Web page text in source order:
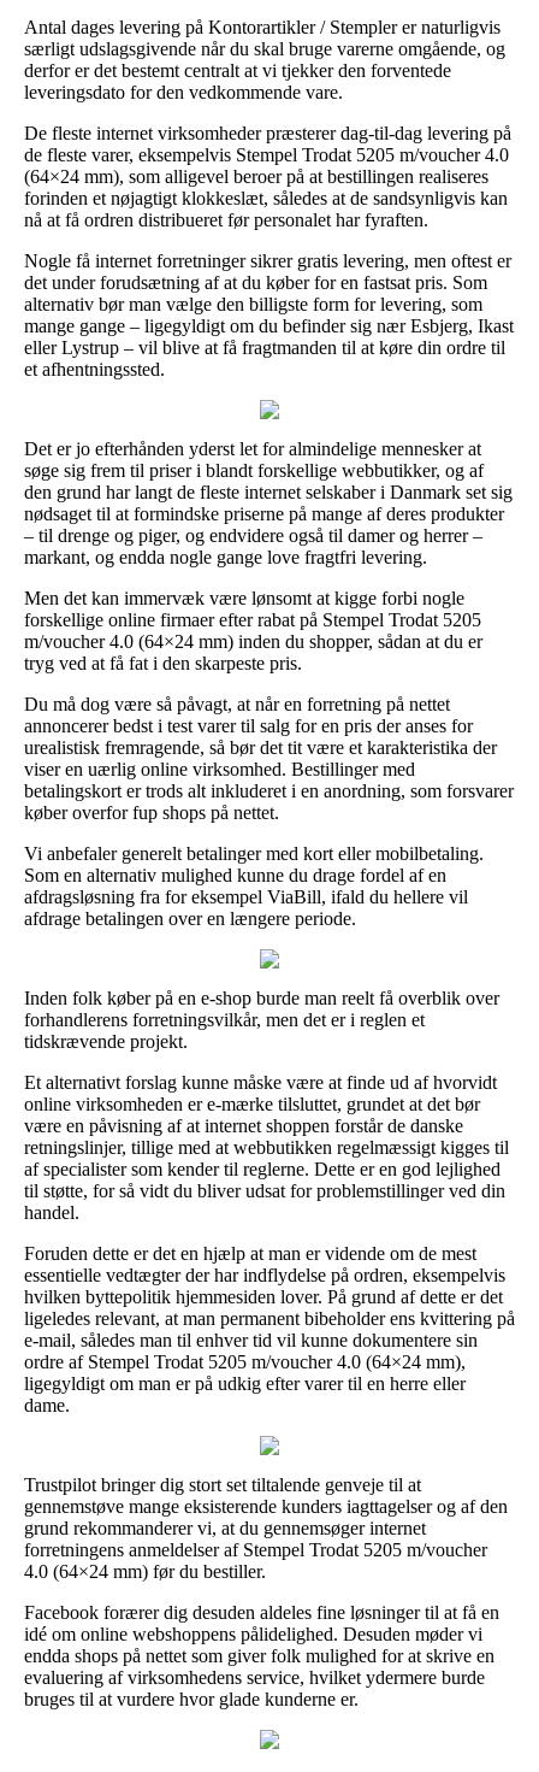
Antal dages levering på Kontorartikler / Stempler er naturligvis
særligt udslagsgivende når du skal bruge varerne omgående, og
derfor er det bestemt centralt at vi tjekker den forventede
leveringsdato for den vedkommende vare.
De fleste internet virksomheder præsterer dag-til-dag levering på
de fleste varer, eksempelvis Stempel Trodat 5205 m/voucher 4.0
(64×24 mm), som alligevel beroer på at bestillingen realiseres
forinden et nøjagtigt klokkeslæt, således at de sandsynligvis kan
nå at få ordren distribueret før personalet har fyraften.
Nogle få internet forretninger sikrer gratis levering, men oftest er
det under forudsætning af at du køber for en fastsat pris. Som
alternativ bør man vælge den billigste form for levering, som
mange gange – ligegyldigt om du befinder sig nær Esbjerg, Ikast
eller Lystrup – vil blive at få fragtmanden til at køre din ordre til
et afhentningssted.
Det er jo efterhånden yderst let for almindelige mennesker at
søge sig frem til priser i blandt forskellige webbutikker, og af
den grund har langt de fleste internet selskaber i Danmark set sig
nødsaget til at formindske priserne på mange af deres produkter
– til drenge og piger, og endvidere også til damer og herrer –
markant, og endda nogle gange love fragtfri levering.
Men det kan immervæk være lønsomt at kigge forbi nogle
forskellige online firmaer efter rabat på Stempel Trodat 5205
m/voucher 4.0 (64×24 mm) inden du shopper, sådan at du er
tryg ved at få fat i den skarpeste pris.
Du må dog være så påvagt, at når en forretning på nettet
annoncerer bedst i test varer til salg for en pris der anses for
urealistisk fremragende, så bør det tit være et karakteristika der
viser en uærlig online virksomhed. Bestillinger med
betalingskort er trods alt inkluderet i en anordning, som forsvarer
køber overfor fup shops på nettet.
Vi anbefaler generelt betalinger med kort eller mobilbetaling.
Som en alternativ mulighed kunne du drage fordel af en
afdragsløsning fra for eksempel ViaBill, ifald du hellere vil
afdrage betalingen over en længere periode.
Inden folk køber på en e-shop burde man reelt få overblik over
forhandlerens forretningsvilkår, men det er i reglen et
tidskrævende projekt.
Et alternativt forslag kunne måske være at finde ud af hvorvidt
online virksomheden er e-mærke tilsluttet, grundet at det bør
være en påvisning af at internet shoppen forstår de danske
retningslinjer, tillige med at webbutikken regelmæssigt kigges til
af specialister som kender til reglerne. Dette er en god lejlighed
til støtte, for så vidt du bliver udsat for problemstillinger ved din
handel.
Foruden dette er det en hjælp at man er vidende om de mest
essentielle vedtægter der har indflydelse på ordren, eksempelvis
hvilken byttepolitik hjemmesiden lover. På grund af dette er det
ligeledes relevant, at man permanent bibeholder ens kvittering på
e-mail, således man til enhver tid vil kunne dokumentere sin
ordre af Stempel Trodat 5205 m/voucher 4.0 (64×24 mm),
ligegyldigt om man er på udkig efter varer til en herre eller
dame.
Trustpilot bringer dig stort set tiltalende genveje til at
gennemstøve mange eksisterende kunders iagttagelser og af den
grund rekommanderer vi, at du gennemsøger internet
forretningens anmeldelser af Stempel Trodat 5205 m/voucher
4.0 (64×24 mm) før du bestiller.
Facebook forærer dig desuden aldeles fine løsninger til at få en
idé om online webshoppens pålidelighed. Desuden møder vi
endda shops på nettet som giver folk mulighed for at skrive en
evaluering af virksomhedens service, hvilket ydermere burde
bruges til at vurdere hvor glade kunderne er.